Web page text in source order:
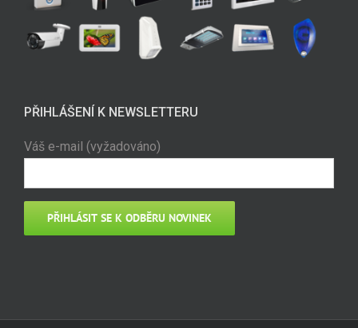
PŘIHLÁŠENÍ K NEWSLETTERU
Váš e-mail (vyžadováno)